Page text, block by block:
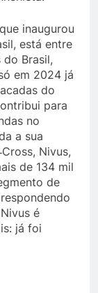
inaugurou
está entre
Brasil,
em 2024 já
do
para
no
a sua
Nivus,
de 134 mil
de
é
já foi